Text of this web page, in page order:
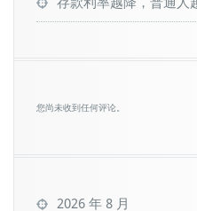
您尚未收到任何评论。
2026 年 8 月